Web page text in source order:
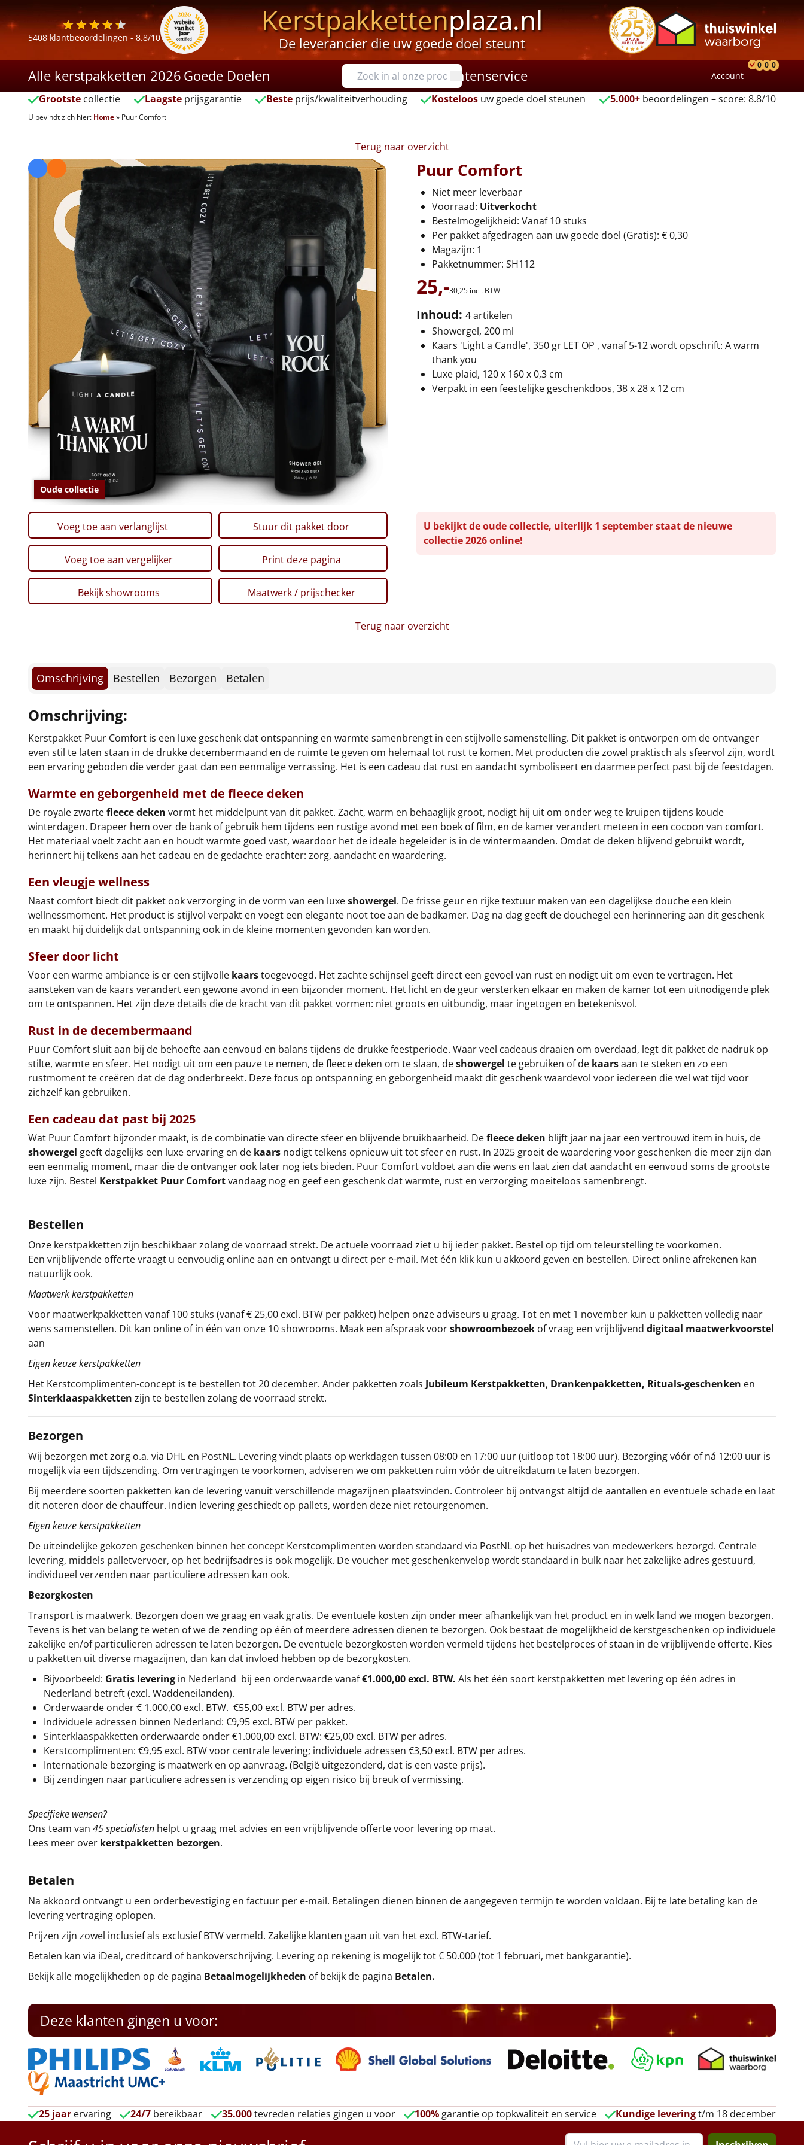
5408 klantbeoordelingen - 8.8/10 Kerstpakkettenplaza.nl
De leverancier die uw goede doel steunt
Alle kerstpakketten 2026 Goede Doelen Klantenservice Account
0 0 0
Grootste collectie Laagsteprijsgarantie Besteprijs/kwaliteitverhouding Kosteloos uw goede doel steunen 5.000+ beoordelingen – score: 8.8/10
U bevindt zich hier: Home» Puur Comfort
Terug naar overzicht
Oude collectie
Puur Comfort
Niet meer leverbaar
Voorraad: Uitverkocht
Bestelmogelijkheid: Vanaf 10 stuks
Per pakket afgedragen aan uw goede doel (Gratis): € 0,30
Magazijn: 1
Pakketnummer: SH112
25,-30,25 incl. BTW
Inhoud: 4 artikelen
Showergel, 200 ml
Kaars 'Light a Candle', 350 gr LET OP , vanaf 5-12 wordt opschrift: A warm
thank you
Luxe plaid, 120 x 160 x 0,3 cm
Verpakt in een feestelijke geschenkdoos, 38 x 28 x 12 cm
Voeg toe aan verlanglijst Stuur dit pakket door
Voeg toe aan vergelijker Print deze pagina
Bekijk showrooms Maatwerk / prijschecker
U bekijkt de oude collectie, uiterlijk 1 september staat de nieuwe
collectie 2026 online!
Terug naar overzicht
Omschrijving Bestellen Bezorgen Betalen
Omschrijving:
Kerstpakket Puur Comfort is een luxe geschenk dat ontspanning en warmte samenbrengt in een stijlvolle samenstelling. Dit pakket is ontworpen om de ontvanger
even stil te laten staan in de drukke decembermaand en de ruimte te geven om helemaal tot rust te komen. Met producten die zowel praktisch als sfeervol zijn, wordt
een ervaring geboden die verder gaat dan een eenmalige verrassing. Het is een cadeau dat rust en aandacht symboliseert en daarmee perfect past bij de feestdagen.
Warmte en geborgenheid met de fleece deken
De royale zwartefleece deken vormt het middelpunt van dit pakket. Zacht, warm en behaaglijk groot, nodigt hij uit om onder weg te kruipen tijdens koude
winterdagen. Drapeer hem over de bank of gebruik hem tijdens een rustige avond met een boek of film, en de kamer verandert meteen in een cocoon van comfort.
Het materiaal voelt zacht aan en houdt warmte goed vast, waardoor het de ideale begeleider is in de wintermaanden. Omdat de deken blijvend gebruikt wordt,
herinnert hij telkens aan het cadeau en de gedachte erachter: zorg, aandacht en waardering.
Een vleugje wellness
Naast comfort biedt dit pakket ook verzorging in de vorm van een luxeshowergel. De frisse geur en rijke textuur maken van een dagelijkse douche een klein
wellnessmoment. Het product is stijlvol verpakt en voegt een elegante noot toe aan de badkamer. Dag na dag geeft de douchegel een herinnering aan dit geschenk
en maakt hij duidelijk dat ontspanning ook in de kleine momenten gevonden kan worden.
Sfeer door licht
Voor een warme ambiance is er een stijlvolle kaarstoegevoegd. Het zachte schijnsel geeft direct een gevoel van rust en nodigt uit om even te vertragen. Het
aansteken van de kaars verandert een gewone avond in een bijzonder moment. Het licht en de geur versterken elkaar en maken de kamer tot een uitnodigende plek
om te ontspannen. Het zijn deze details die de kracht van dit pakket vormen: niet groots en uitbundig, maar ingetogen en betekenisvol.
Rust in de decembermaand
Puur Comfort sluit aan bij de behoefte aan eenvoud en balans tijdens de drukke feestperiode. Waar veel cadeaus draaien om overdaad, legt dit pakket de nadruk op
stilte, warmte en sfeer. Het nodigt uit om een pauze te nemen, de fleece deken om te slaan, deshowergel te gebruiken of de kaarsaan te steken en zo een
rustmoment te creëren dat de dag onderbreekt. Deze focus op ontspanning en geborgenheid maakt dit geschenk waardevol voor iedereen die wel wat tijd voor
zichzelf kan gebruiken.
Een cadeau dat past bij 2025
Wat Puur Comfort bijzonder maakt, is de combinatie van directe sfeer en blijvende bruikbaarheid. Defleece deken blijft jaar na jaar een vertrouwd item in huis, de
showergel geeft dagelijks een luxe ervaring en de kaars nodigt telkens opnieuw uit tot sfeer en rust. In 2025 groeit de waardering voor geschenken die meer zijn dan
een eenmalig moment, maar die de ontvanger ook later nog iets bieden. Puur Comfort voldoet aan die wens en laat zien dat aandacht en eenvoud soms de grootste
luxe zijn. Bestel Kerstpakket Puur Comfortvandaag nog en geef een geschenk dat warmte, rust en verzorging moeiteloos samenbrengt.
Bestellen
Onze kerstpakketten zijn beschikbaar zolang de voorraad strekt. De actuele voorraad ziet u bij ieder pakket. Bestel op tijd om teleurstelling te voorkomen.
Een vrijblijvende offerte vraagt u eenvoudig online aan en ontvangt u direct per e-mail. Met één klik kun u akkoord geven en bestellen. Direct online afrekenen kan
natuurlijk ook.
Maatwerk kerstpakketten
Voor maatwerkpakketten vanaf 100 stuks (vanaf € 25,00 excl. BTW per pakket) helpen onze adviseurs u graag. Tot en met 1 november kun u pakketten volledig naar
wens samenstellen. Dit kan online of in één van onze 10 showrooms. Maak een afspraak voorshowroombezoek of vraag een vrijblijvend digitaal maatwerkvoorstel
aan
Eigen keuze kerstpakketten
Het Kerstcomplimenten-concept is te bestellen tot 20 december. Ander pakketten zoals Jubileum Kerstpakketten, Drankenpakketten, Rituals-geschenken en
Sinterklaaspakketten zijn te bestellen zolang de voorraad strekt.
Bezorgen
Wij bezorgen met zorg o.a. via DHL en PostNL. Levering vindt plaats op werkdagen tussen 08:00 en 17:00 uur (uitloop tot 18:00 uur). Bezorging vóór of ná 12:00 uur is
mogelijk via een tijdszending. Om vertragingen te voorkomen, adviseren we om pakketten ruim vóór de uitreikdatum te laten bezorgen.
Bij meerdere soorten pakketten kan de levering vanuit verschillende magazijnen plaatsvinden. Controleer bij ontvangst altijd de aantallen en eventuele schade en laat
dit noteren door de chauffeur. Indien levering geschiedt op pallets, worden deze niet retourgenomen.
Eigen keuze kerstpakketten
De uiteindelijke gekozen geschenken binnen het concept Kerstcomplimenten worden standaard via PostNL op het huisadres van medewerkers bezorgd. Centrale
levering, middels palletvervoer, op het bedrijfsadres is ook mogelijk. De voucher met geschenkenvelop wordt standaard in bulk naar het zakelijke adres gestuurd,
individueel verzenden naar particuliere adressen kan ook.
Bezorgkosten
Transport is maatwerk. Bezorgen doen we graag en vaak gratis. De eventuele kosten zijn onder meer afhankelijk van het product en in welk land we mogen bezorgen.
Tevens is het van belang te weten of we de zending op één of meerdere adressen dienen te bezorgen. Ook bestaat de mogelijkheid de kerstgeschenken op individuele
zakelijke en/of particulieren adressen te laten bezorgen. De eventuele bezorgkosten worden vermeld tijdens het bestelproces of staan in de vrijblijvende offerte. Kies
u pakketten uit diverse magazijnen, dan kan dat invloed hebben op de bezorgkosten.
Bijvoorbeeld: Gratis levering in Nederland bij een orderwaarde vanaf€1.000,00 excl. BTW. Als het één soort kerstpakketten met levering op één adres in
Nederland betreft (excl. Waddeneilanden).
Orderwaarde onder € 1.000,00 excl. BTW. €55,00 excl. BTW per adres.
Individuele adressen binnen Nederland: €9,95 excl. BTW per pakket.
Sinterklaaspakketten orderwaarde onder €1.000,00 excl. BTW: €25,00 excl. BTW per adres.
Kerstcomplimenten: €9,95 excl. BTW voor centrale levering; individuele adressen €3,50 excl. BTW per adres.
Internationale bezorging is maatwerk en op aanvraag. (België uitgezonderd, dat is een vaste prijs).
Bij zendingen naar particuliere adressen is verzending op eigen risico bij breuk of vermissing.
Specifieke wensen?
Ons team van 45 specialisten helpt u graag met advies en een vrijblijvende offerte voor levering op maat.
Lees meer over kerstpakketten bezorgen.
Betalen
Na akkoord ontvangt u een orderbevestiging en factuur per e-mail. Betalingen dienen binnen de aangegeven termijn te worden voldaan. Bij te late betaling kan de
levering vertraging oplopen.
Prijzen zijn zowel inclusief als exclusief BTW vermeld. Zakelijke klanten gaan uit van het excl. BTW-tarief.
Betalen kan via iDeal, creditcard of bankoverschrijving. Levering op rekening is mogelijk tot € 50.000 (tot 1 februari, met bankgarantie).
Bekijk alle mogelijkheden op de pagina Betaalmogelijkheden of bekijk de pagina Betalen.
Deze klanten gingen u voor:
25 jaar ervaring 24/7 bereikbaar 35.000tevreden relaties gingen u voor 100%garantie op topkwaliteit en service Kundige leveringt/m 18 december